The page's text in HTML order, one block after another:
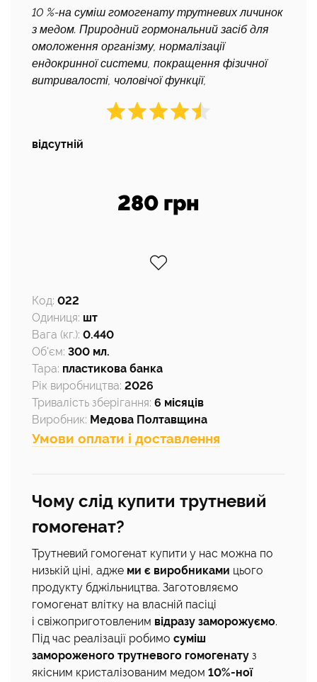
10 %-на суміш гомогенату трутневих личинок
з медом. Природний гормональний засіб для
омоложення організму, нормалізації
ендокринної системи, покращення фізичної
витривалості, чоловічої функції,
відсутній
280 грн
Код: 022
Одиниця: шт
Вага (кг.): 0.440
Об'єм: 300 мл.
Тара: пластикова банка
Рік виробництва: 2026
Тривалість зберігання: 6 місяців
Виробник: Медова Полтавщина
Умови оплати і доставлення
Чому слід купити трутневий
гомогенат?
Трутневий гомогенат купити у нас можна по
низькій ціні, адже ми є виробниками цього
продукту бджільництва. Заготовляємо
гомогенат влітку на власній пасіці
і свіжоприготовленим відразу заморожуємо.
Під час реалізації робимо суміш
замороженого трутневого гомогенату з
якісним кристалізованим медом 10%-ної